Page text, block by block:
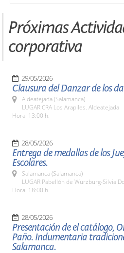
Próximas
corporativa
29/05/2026
Clausura del Danzar de los
Aldeatejada (Salamanca)
LUGAR CRA Los Arapiles. Aldeatejada
Hora: 13:00 h.
28/05/2026
Entrega de medallas de los
Escolares.
Salamanca (Salamanca)
LUGAR Pabellón de Würzburg-Silvia
Hora: 18:00 h.
28/05/2026
Presentación de el catálogo,
Paño. Indumentaria
Salamanca.